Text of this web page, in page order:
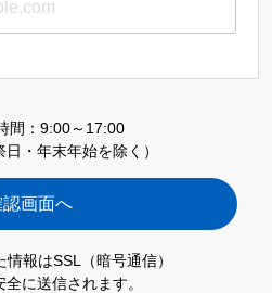
間：9:00～17:00
日・年末年始を除く）
報はSSL（暗号通信）
に送信されます。